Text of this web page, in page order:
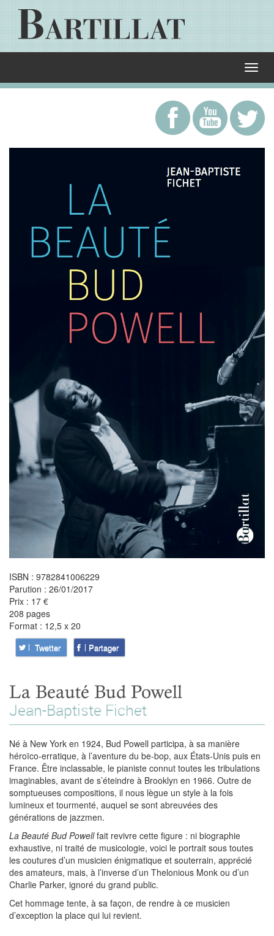
ISBN : 9782841006229
Parution : 26/01/2017
Prix : 17 €
208 pages
Format : 12,5 x 20
Twetter Partager
La Beauté Bud Powell
Jean-Baptiste Fichet
Né à New York en 1924, Bud Powell participa, à sa manière
héroïco-erratique, à l’aventure du be-bop, aux États-Unis puis en
France. Être inclassable, le pianiste connut toutes les tribulations
imaginables, avant de s’éteindre à Brooklyn en 1966. Outre de
somptueuses compositions, il nous lègue un style à la fois
lumineux et tourmenté, auquel se sont abreuvées des
générations de jazzmen.
La Beauté Bud Powellfait revivre cette figure : ni biographie
exhaustive, ni traité de musicologie, voici le portrait sous toutes
les coutures d’un musicien énigmatique et souterrain, apprécié
des amateurs, mais, à l’inverse d’un Thelonious Monk ou d’un
Charlie Parker, ignoré du grand public.
Cet hommage tente, à sa façon, de rendre à ce musicien
d’exception la place qui lui revient.